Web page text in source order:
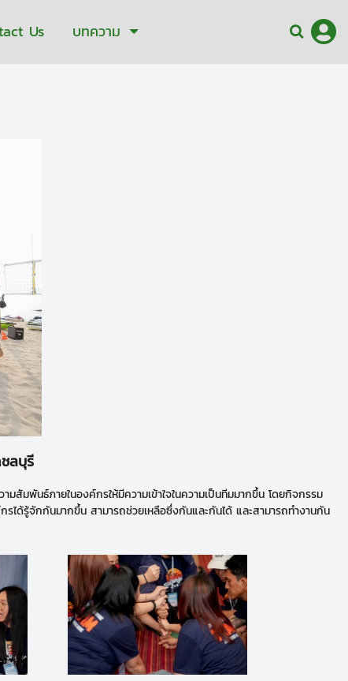
Us บทความ
ลบุรี
พันธ์ภายในองค์กรให้มีความเข้าใจในความเป็นทีมมากขึ้น โดยกิจกรรม
ได้รู้จักกันมากขึ้น สามารถช่วยเหลือซึ่งกันและกันได้ และสามารถทำงานกัน